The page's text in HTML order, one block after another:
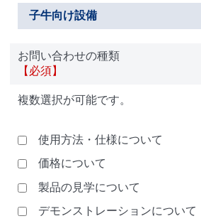
子牛向け設備
お問い合わせの種類
【必須】
複数選択が可能です。
使用方法・仕様について
価格について
製品の見学について
デモンストレーションについて